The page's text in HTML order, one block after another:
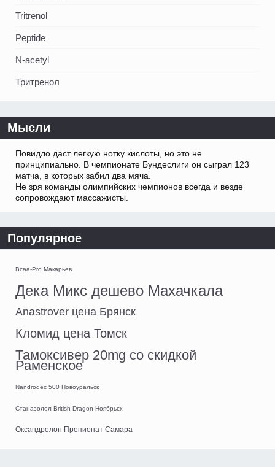
Tritrenol
Peptide
N-acetyl
Тритренол
Мысли
Повидло даст легкую нотку кислоты, но это не
принципиально. В чемпионате Бундеслиги он сыграл 123
матча, в которых забил два мяча.
Не зря команды олимпийских чемпионов всегда и везде
сопровождают массажисты.
Популярное
Bcaa-Pro Макарьев
Дека Микс дешево Махачкала
Anastrover цена Брянск
Кломид цена Томск
Тамоксивер 20mg со скидкой
Раменское
Nandrodec 500 Новоуральск
Станазолол British Dragon Ноябрьск
Оксандролон Пропионат Самара